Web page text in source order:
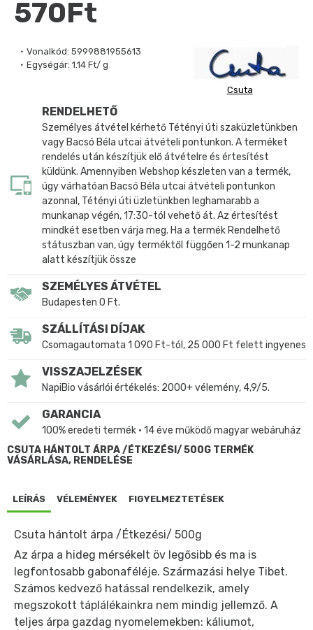
Vonalkód: 5999881955613
Egységár: 1.14 Ft/ g
Csuta
570Ft
RENDELHETŐ
Személyes átvétel kérhető Tétényi úti szaküzletünkben
vagy Bacsó Béla utcai átvételi pontunkon. A terméket
rendelés után készítjük elő átvételre és értesítést
küldünk. Amennyiben Webshop készleten van a termék,
úgy várhatóan Bacsó Béla utcai átvételi pontunkon
azonnal, Tétényi úti üzletünkben leghamarabb a
munkanap végén, 17:30-tól vehető át. Az értesítést
mindkét esetben várja meg. Ha a termék Rendelhető
státuszban van, úgy terméktől függően 1-2 munkanap
alatt készítjük össze
SZEMÉLYES ÁTVÉTEL
Budapesten 0 Ft.
SZÁLLÍTÁSI DÍJAK
Csomagautomata 1 090 Ft-tól, 25 000 Ft felett ingyenes
VISSZAJELZÉSEK
NapiBio vásárlói értékelés: 2000+ vélemény, 4,9/5.
GARANCIA
100% eredeti termék • 14 éve működő magyar webáruház
CSUTA HÁNTOLT ÁRPA /ÉTKEZÉSI/ 500G TERMÉK
VÁSÁRLÁSA, RENDELÉSE
LEÍRÁS VÉLEMÉNYEK FIGYELMEZTETÉSEK
Csuta hántolt árpa /Étkezési/ 500g
Az árpa a hideg mérsékelt öv legősibb és ma is
legfontosabb gabonaféléje. Származási helye Tibet.
Számos kedvező hatással rendelkezik, amely
megszokott táplálékainkra nem mindig jellemző. A
teljes árpa gazdag nyomelemekben: káliumot,